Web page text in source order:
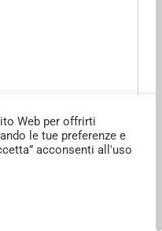
Web per offrirti
le tue preferenze e
acconsenti all'uso